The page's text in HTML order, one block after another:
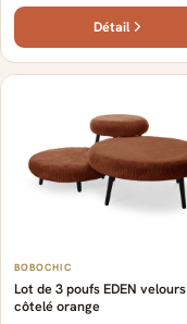
Détail
BOBOCHIC
Lot de 3 poufs EDEN velours
côtelé orange